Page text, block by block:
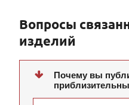
Вопросы
изделий
Почему вы